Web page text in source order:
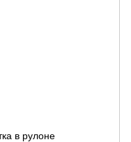
в рулоне